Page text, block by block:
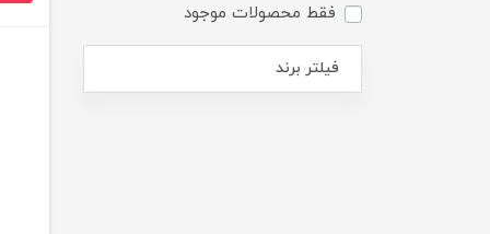
فقط محصولات موجود
فیلتر برند